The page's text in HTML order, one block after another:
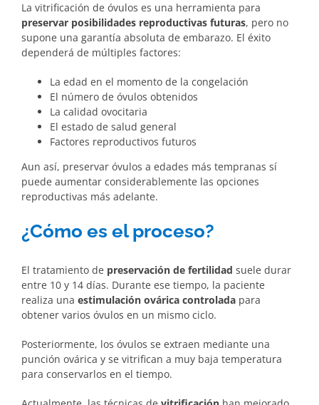
La vitrificación de óvulos es una herramienta para
preservar posibilidades reproductivas futuras, pero no
supone una garantía absoluta de embarazo. El éxito
dependerá de múltiples factores:
La edad en el momento de la congelación
El número de óvulos obtenidos
La calidad ovocitaria
El estado de salud general
Factores reproductivos futuros
Aun así, preservar óvulos a edades más tempranas sí
puede aumentar considerablemente las opciones
reproductivas más adelante.
¿Cómo es el proceso?
El tratamiento de preservación de fertilidad suele durar
entre 10 y 14 días. Durante ese tiempo, la paciente
realiza una estimulación ovárica controlada para
obtener varios óvulos en un mismo ciclo.
Posteriormente, los óvulos se extraen mediante una
punción ovárica y se vitrifican a muy baja temperatura
para conservarlos en el tiempo.